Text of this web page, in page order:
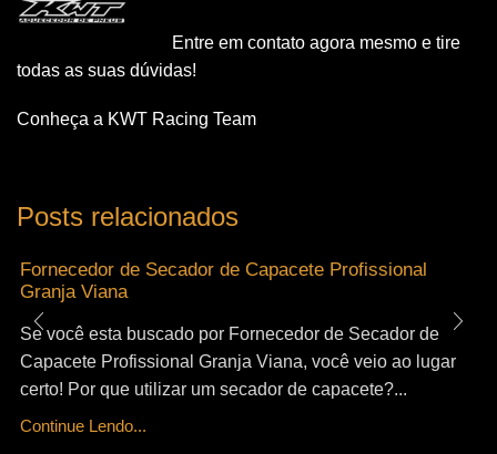
Entre em contato agora mesmo e tire
todas as suas dúvidas!
Conheça a KWT Racing Team
Posts relacionados
Fornecedor de Secador de Capacete Profissional
Granja Viana
Se você esta buscado por Fornecedor de Secador de
Capacete Profissional Granja Viana, você veio ao lugar
certo! Por que utilizar um secador de capacete?...
Continue Lendo...